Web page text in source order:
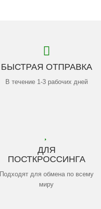
БЫСТРАЯ ОТПРАВКА
В течение 1-3 рабочих дней
ДЛЯ
ПОСТКРОССИНГА
Подходят для обмена по всему
миру